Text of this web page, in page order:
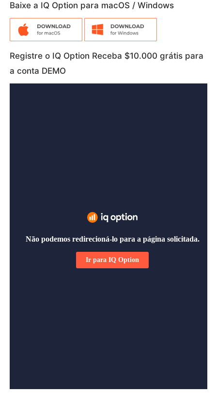
Baixe a IQ Option para macOS / Windows
Registre o IQ Option Receba $10.000 grátis para
a conta DEMO